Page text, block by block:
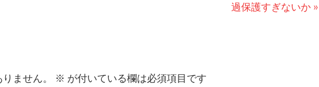
次
過保護すぎないか
ません。 ※ が付いている欄は必須項目です